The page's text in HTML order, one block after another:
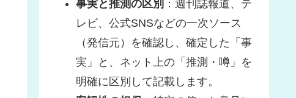
事実と推測の区別 ：週刊誌報道、テ
レビ、公式SNSなどの一次ソース
（発信元）を確認し、確定した「事
実」と、ネット上の「推測・噂」を
明確に区別して記載します。